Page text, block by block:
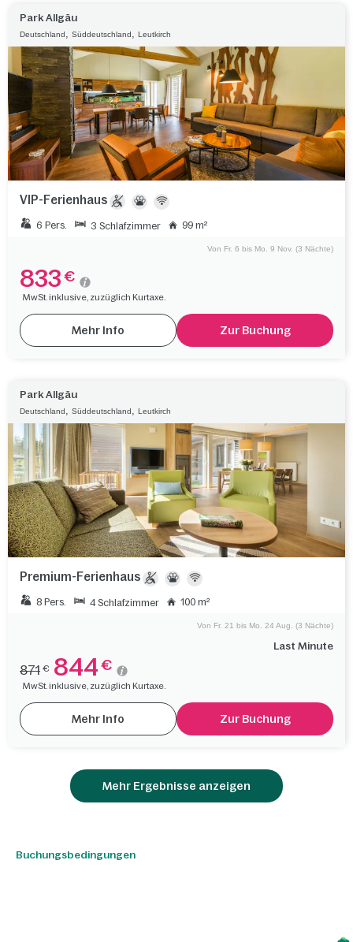
Park Allgäu
Deutschland Süddeutschland Leutkirch
VIP-Ferienhaus
6 Pers. 3 Schlafzimmer 99 m²
Von Fr. 6 bis Mo. 9 Nov. (3 Nächte)
833 €
MwSt. inklusive, zuzüglich Kurtaxe.
Mehr Info Zur Buchung
Park Allgäu
Deutschland Süddeutschland Leutkirch
Premium-Ferienhaus
8 Pers. 4 Schlafzimmer 100 m²
Last Minute
Von Fr. 21 bis Mo. 24 Aug. (3 Nächte)
871 € 844 €
MwSt. inklusive, zuzüglich Kurtaxe.
Mehr Info Zur Buchung
Mehr Ergebnisse anzeigen
Buchungsbedingungen